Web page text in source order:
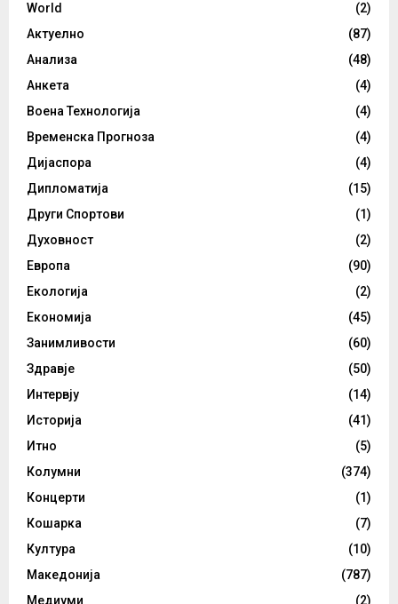
World
(2)
Актуелно
(87)
Анализа
(48)
Анкета
(4)
Воена Технологија
(4)
Временска Прогноза
(4)
Дијаспора
(4)
Дипломатија
(15)
Други Спортови
(1)
Духовност
(2)
Европа
(90)
Екологија
(2)
Економија
(45)
Занимливости
(60)
Здравје
(50)
Интервју
(14)
Историја
(41)
Итно
(5)
Колумни
(374)
Концерти
(1)
Кошарка
(7)
Култура
(10)
Македонија
(787)
Медиуми
(2)